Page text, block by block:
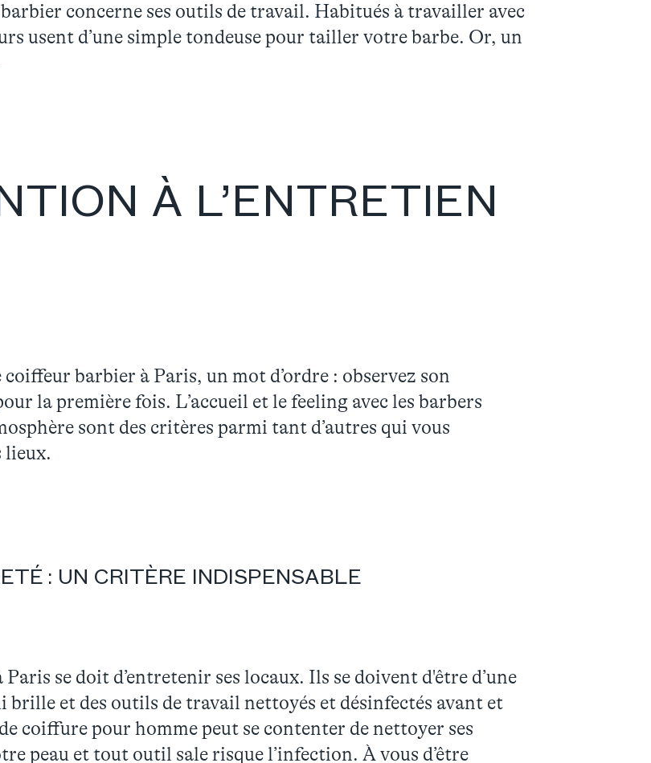
concerne ses outils de travail. Habitués à travailler avec
usent d’une simple tondeuse pour tailler votre barbe. Or, un
À L’ENTRETIEN
barbier à Paris, un mot d’ordre : observez son
la première fois. L’accueil et le feeling avec les barbers
sont des critères parmi tant d’autres qui vous
lieux.
: UN CRITÈRE INDISPENSABLE
se doit d’entretenir ses locaux. Ils se doivent d'être d’une
brille et des outils de travail nettoyés et désinfectés avant et
coiffure pour homme peut se contenter de nettoyer ses
peau et tout outil sale risque l’infection. À vous d’être